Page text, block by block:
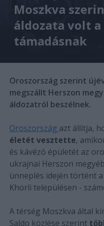
Moszkva
áldozata volt
támadásnak
Oroszország szerint
megszállt Herszon
áldozatról beszélnek.
Oroszország azt állítja,
életét vesztette,
és kávézó épületét az
ukrajnai Herszon
ünneplés idején történt
Khorli településen -
A térség Moszkva által
Saldo közlése szerint